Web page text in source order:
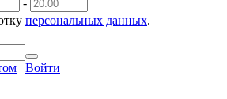
-
персональных данных.
| Войти